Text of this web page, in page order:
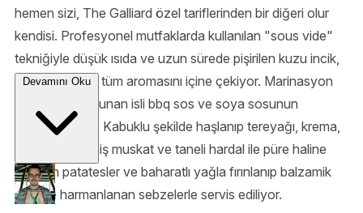
hemen sizi, The Galliard özel tariflerinden bir diğeri olur
kendisi. Profesyonel mutfaklarda kullanılan "sous vide"
tekniğiyle düşük ısıda ve uzun sürede pişirilen kuzu incik,
kök sebzelerin tüm aromasını içine çekiyor. Marinasyon
karışımında bulunan isli bbq sos ve soya sosunun
lezzetini alıyor. Kabuklu şekilde haşlanıp tereyağı, krema,
süt, rendelenmiş muskat ve taneli hardal ile püre haline
getirilen patatesler ve baharatlı yağla fırınlanıp balzamik
sirke ile harmanlanan sebzelerle servis ediliyor.
Devamını Oku